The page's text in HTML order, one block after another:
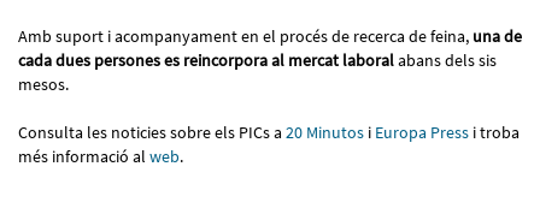
Amb suport i acompanyament en el procés de recerca de feina, una de
cada dues persones es reincorpora al mercat laboralabans dels sis
mesos.
Consulta les noticies sobre els PICs a 20 Minutos i Europa Press i troba
més informació al web.